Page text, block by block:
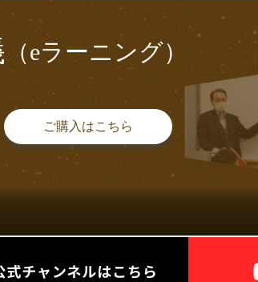
（eラーニング）
ご購入はこちら